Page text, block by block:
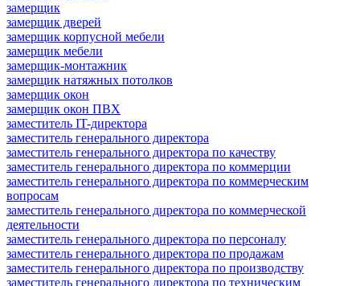
замерщик
замерщик дверей
замерщик корпусной мебели
замерщик мебели
замерщик-монтажник
замерщик натяжных потолков
замерщик окон
замерщик окон ПВХ
заместитель IT-директора
заместитель генерального директора
заместитель генерального директора по качеству
заместитель генерального директора по коммерции
заместитель генерального директора по коммерческим
вопросам
заместитель генерального директора по коммерческой
деятельности
заместитель генерального директора по персоналу
заместитель генерального директора по продажам
заместитель генерального директора по производству
заместитель генерального директора по техническим